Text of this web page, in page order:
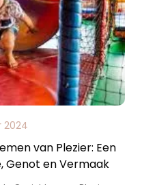
2024
van Plezier: Een
Genot en Vermaak